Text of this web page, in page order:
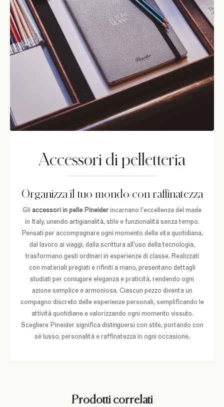
Accessori di pelletteria
Organizza il tuo mondo con raffinatezza
Gli accessori in pelle Pineider incarnano l’eccellenza del made
in Italy, unendo artigianalità, stile e funzionalità senza tempo.
Pensati per accompagnare ogni momento della vita quotidiana,
dal lavoro ai viaggi, dalla scrittura all’uso della tecnologia,
trasformano gesti ordinari in esperienze di classe. Realizzati
con materiali pregiati e rifiniti a mano, presentano dettagli
studiati per coniugare eleganza e praticità, rendendo ogni
azione semplice e armoniosa. Ciascun pezzo diventa un
compagno discreto delle esperienze personali, semplificando le
attività quotidiane e valorizzando ogni momento vissuto.
Scegliere Pineider significa distinguersi con stile, portando con
sé lusso, personalità e raffinatezza in ogni occasione.
Prodotti correlati